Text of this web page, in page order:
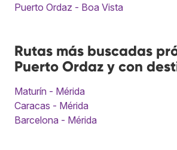
Puerto Ordaz - Boa Vista
Rutas más buscadas
Puerto Ordaz y con
Maturín - Mérida
Caracas - Mérida
Barcelona - Mérida